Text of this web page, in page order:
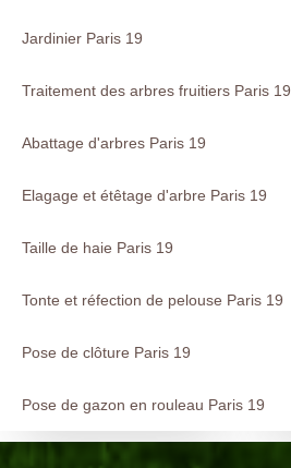
Jardinier Paris 19
Traitement des arbres fruitiers Paris 19
Abattage d'arbres Paris 19
Elagage et étêtage d'arbre Paris 19
Taille de haie Paris 19
Tonte et réfection de pelouse Paris 19
Pose de clôture Paris 19
Pose de gazon en rouleau Paris 19